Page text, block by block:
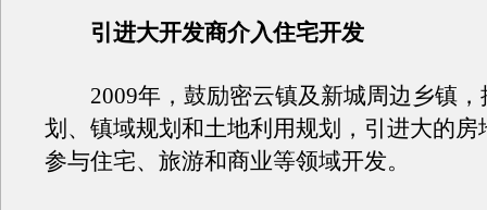
引进大开发商介入住宅开发
2009年，鼓励密云镇及新城周边乡镇，
划、镇域规划和土地利用规划，引进大的房
参与住宅、旅游和商业等领域开发。